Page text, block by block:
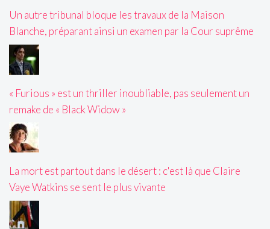
Un autre tribunal bloque les travaux de la Maison
Blanche, préparant ainsi un examen par la Cour suprême
« Furious » est un thriller inoubliable, pas seulement un
remake de « Black Widow »
La mort est partout dans le désert : c'est là que Claire
Vaye Watkins se sent le plus vivante